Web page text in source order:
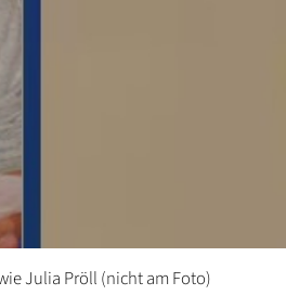
Julia Pröll (nicht am Foto)